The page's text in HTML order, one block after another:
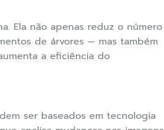
Ela não apenas reduz o número
de árvores — mas também
a eficiência do
ser baseados em tecnologia